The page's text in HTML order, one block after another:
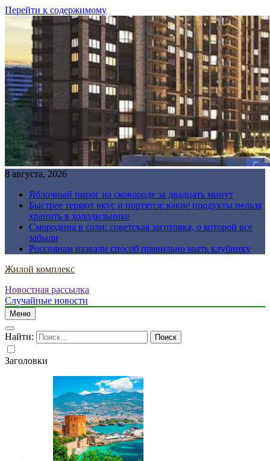
Перейти к содержимому
8 августа, 2026
Яблочный пирог на сковороде за двадцать минут
Быстрее теряют вкус и портятся: какие продукты нельзя
хранить в холодильнике
Смородина в соли: советская заготовка, о которой все
забыли
Россиянам назвали способ правильно мыть клубнику
Жилой комплекс
Новостная рассылка
Случайные новости
Меню
Найти:
Заголовки